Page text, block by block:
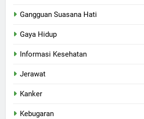
Gangguan Suasana Hati
Gaya Hidup
Informasi Kesehatan
Jerawat
Kanker
Kebugaran